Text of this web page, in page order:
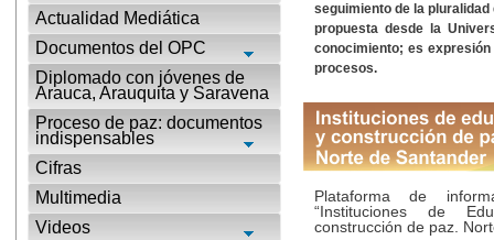
Actualidad Mediática
Documentos del OPC
Diplomado con jóvenes de
Arauca, Arauquita y Saravena
Proceso de paz: documentos
indispensables
Cifras
Multimedia
Videos
seguimiento de la
propuesta desde la
conocimiento; es
procesos.
Plataforma de
“Instituciones de
construcción de paz.